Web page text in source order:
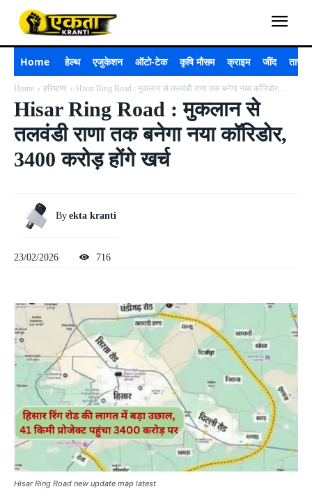
Home हेल्थ एजुकेशन ऑटो-टेक कृषि मौसम क्राइम जींद ताजा
Home हरियाणा Hisar Ring Road : मुकलान से तलवंडी राणा तक बनेगा नया कॉरिडोर,...
Hisar Ring Road : मुकलान से
तलवंडी राणा तक बनेगा नया कॉरिडोर,
3400 करोड़ होंगे खर्च
By ekta kranti
23/02/2026 716
Hisar Ring Road new update map latest